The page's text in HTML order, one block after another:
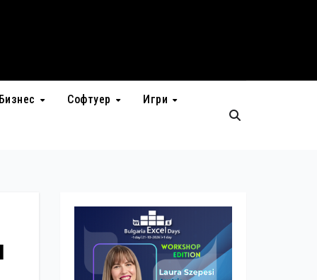
Бизнес Софтуер Игри